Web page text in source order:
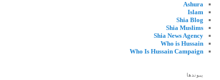
Ashura
Islam
Shia Blog
Shia Muslims
Shia News Agency
Who is Hussain
Who Is Hussain Campaign
پیوندها